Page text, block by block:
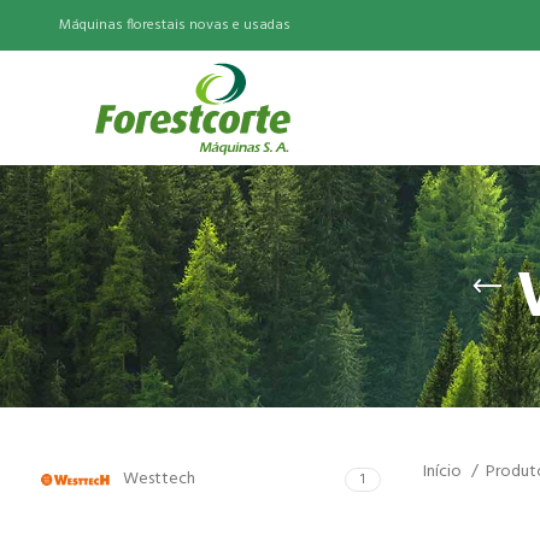
Máquinas florestais novas e usadas
Westtech 1 Início